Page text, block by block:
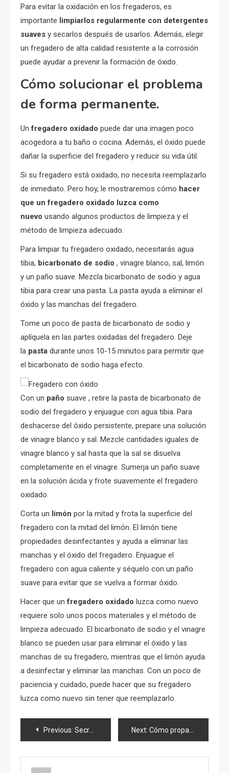
Para evitar la oxidación en los fregaderos, es
importante limpiarlos regularmente con detergentes
suaves y secarlos después de usarlos. Además, elegir
un fregadero de alta calidad resistente a la corrosión
puede ayudar a prevenir la formación de óxido.
Cómo solucionar el problema
de forma permanente.
Unfregadero oxidado puede dar una imagen poco
acogedora a tu baño o cocina. Además, el óxido puede
dañar la superficie del fregadero y reducir su vida útil.
Si su fregadero está oxidado, no necesita reemplazarlo
de inmediato. Pero hoy, le mostraremos cómo hacer
que un fregadero oxidado luzca como
nuevo usando algunos productos de limpieza y el
método de limpieza adecuado.
Para limpiar tu fregadero oxidado, necesitarás agua
tibia, bicarbonato de sodio , vinagre blanco, sal, limón
y un paño suave. Mezcla bicarbonato de sodio y agua
tibia para crear una pasta. La pasta ayuda a eliminar el
óxido y las manchas del fregadero.
Tome un poco de pasta de bicarbonato de sodio y
aplíquela en las partes oxidadas del fregadero. Deje
la pasta durante unos 10-15 minutos para permitir que
el bicarbonato de sodio haga efecto.
Con un paño suave , retire la pasta de bicarbonato de
sodio del fregadero y enjuague con agua tibia. Para
deshacerse del óxido persistente, prepare una solución
de vinagre blanco y sal. Mezcle cantidades iguales de
vinagre blanco y sal hasta que la sal se disuelva
completamente en el vinagre. Sumerja un paño suave
en la solución ácida y frote suavemente el fregadero
oxidado.
Corta un limón por la mitad y frota la superficie del
fregadero con la mitad del limón. El limón tiene
propiedades desinfectantes y ayuda a eliminar las
manchas y el óxido del fregadero. Enjuague el
fregadero con agua caliente y séquelo con un paño
suave para evitar que se vuelva a formar óxido.
Hacer que unfregadero oxidado luzca como nuevo
requiere solo unos pocos materiales y el método de
limpieza adecuado. El bicarbonato de sodio y el vinagre
blanco se pueden usar para eliminar el óxido y las
manchas de su fregadero, mientras que el limón ayuda
a desinfectar y eliminar las manchas. Con un poco de
paciencia y cuidado, puede hacer que su fregadero
luzca como nuevo sin tener que reemplazarlo.
Post
navigation
Previous: Secretos y técnicas para el cultivo exitoso de judías verdes Next: Cómo propagar una orquídea, una cáscara de plátano es suficiente, muy simple